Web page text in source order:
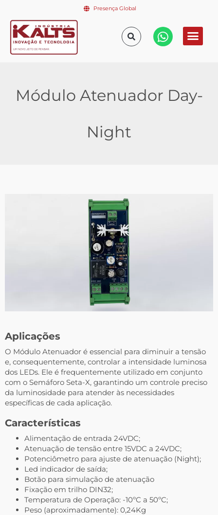
Presença Global
Módulo Atenuador Day-
Night
Aplicações
O Módulo Atenuador é essencial para diminuir a tensão
e, consequentemente, controlar a intensidade luminosa
dos LEDs. Ele é frequentemente utilizado em conjunto
com o Semáforo Seta-X, garantindo um controle preciso
da luminosidade para atender às necessidades
específicas de cada aplicação.
Características
Alimentação de entrada 24VDC;
Atenuação de tensão entre 15VDC a 24VDC;
Potenciômetro para ajuste de atenuação (Night);
Led indicador de saída;
Botão para simulação de atenuação
Fixação em trilho DIN32;
Temperatura de Operação: -10ºC a 50ºC;
Peso (aproximadamente): 0,24Kg